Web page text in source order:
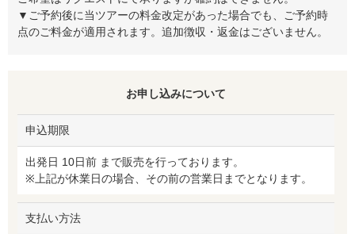
▼ご予約後に当ツアーの料金改定があった場合でも、ご予約時
点のご料金が適用されます。追加徴収・返金はございません。
お申し込みについて
申込期限
出発日 10日前 まで販売を行っております。
※上記が休業日の場合、その前の営業日までとなります。
支払い方法